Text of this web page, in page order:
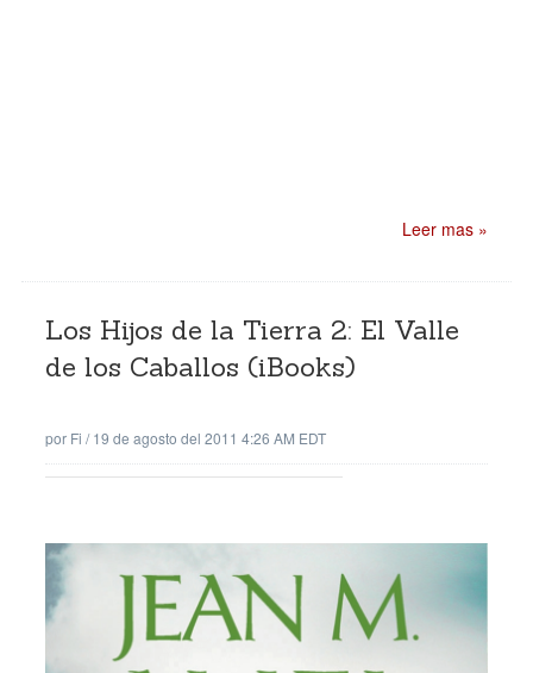
Leer mas »
Los Hijos de la Tierra 2: El Valle
de los Caballos (iBooks)
por Fi /19 de agosto del 2011 4:26 AM EDT